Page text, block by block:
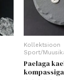
Kollektsioon
Sport/
Paelaga
kompassiga